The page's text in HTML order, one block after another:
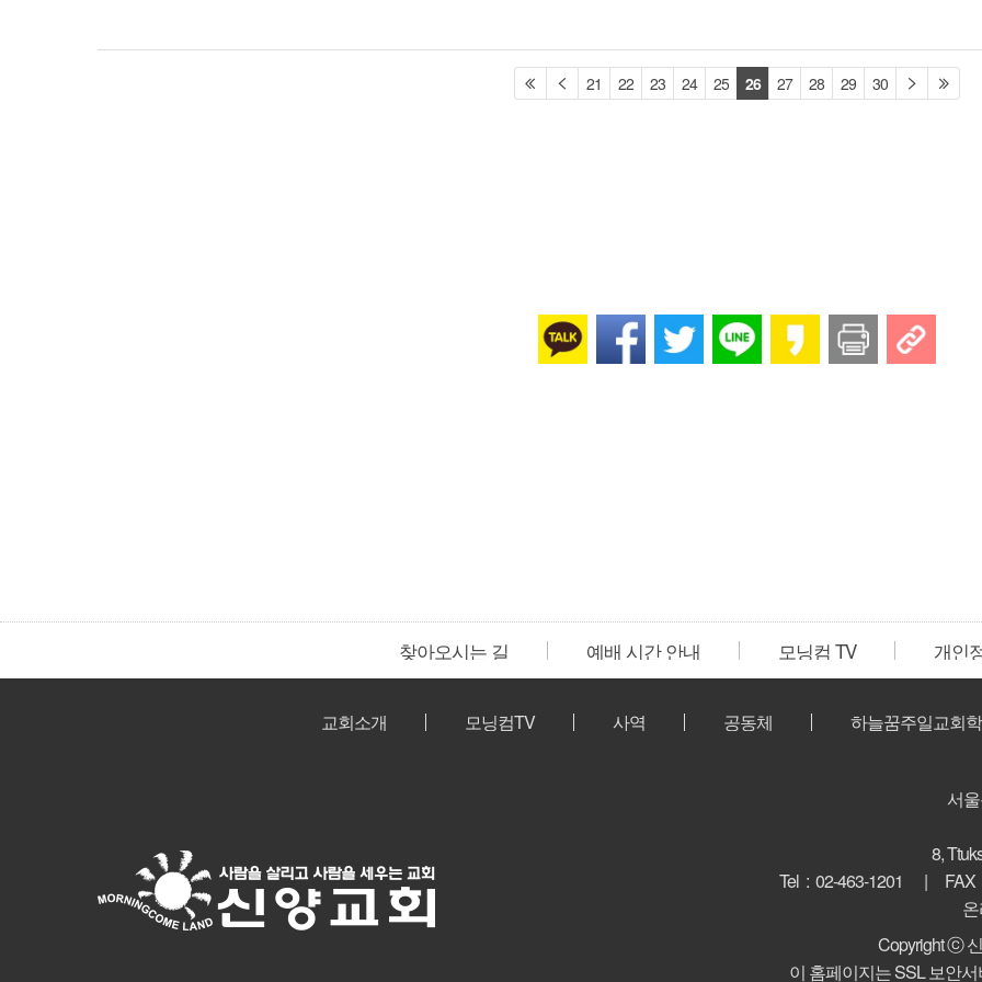
21 22 23 24 25 26 27 28 29 30
찾아오시는 길 예배 시간 안내 모닝컴 TV 개인
교회소개 모닝컴TV 사역 공동체 하늘꿈주일교회
서
8,
Tel : 02-463-1201
Copyright ⓒ
이 홈페이지는 SSL 보안